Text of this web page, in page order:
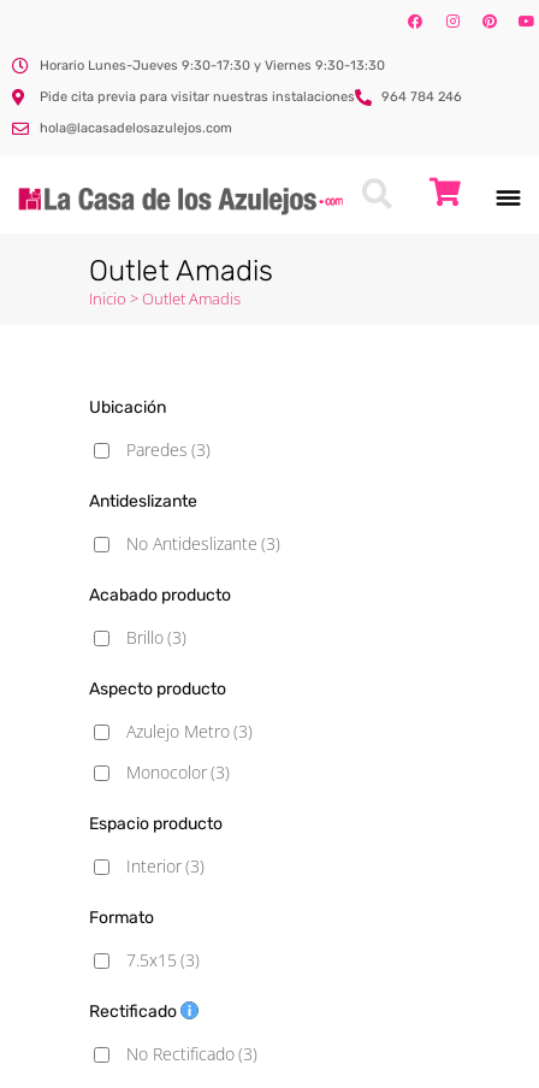
Horario Lunes-Jueves 9:30-17:30 y Viernes 9:30-13:30
Pide cita previa para visitar nuestras instalaciones
964 784 246
hola@lacasadelosazulejos.com
Outlet Amadis
Inicio >Outlet Amadis
Ubicación
Paredes (3)
Antideslizante
No Antideslizante (3)
Acabado producto
Brillo(3)
Aspecto producto
Azulejo Metro(3)
Monocolor(3)
Espacio producto
Interior(3)
Formato
7.5x15 (3)
Rectificado
No Rectificado(3)